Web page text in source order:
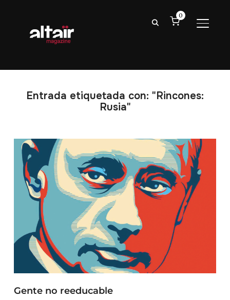
0
Entrada etiquetada con: "Rincones:
Rusia"
Gente no reeducable